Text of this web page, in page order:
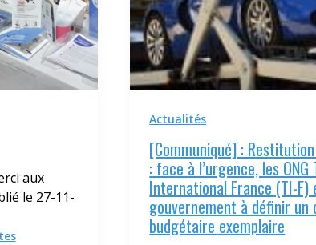
aux
le 27-11-
Actualités
[Communiqué] :
: face à l’urgence, les
International France (TI-
gouvernement à définir
budgétaire exemplaire